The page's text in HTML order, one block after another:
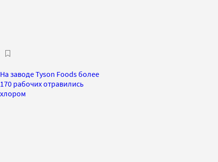
На заводе Tyson Foods более
170 рабочих отравились
хлором